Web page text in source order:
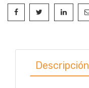
Descripción